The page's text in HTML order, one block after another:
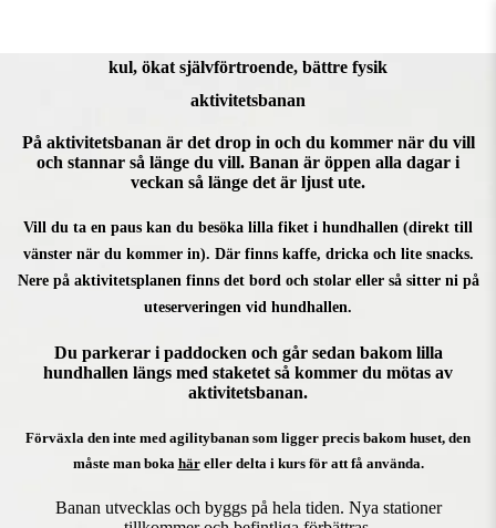
kul, ökat självförtroende, bättre fysik
aktivitetsbanan
På aktivitetsbanan är det drop in och du kommer när du vill
och stannar så länge du vill. Banan är öppen alla dagar i
veckan så länge det är ljust ute.
Vill du ta en paus kan du besöka lilla fiket i hundhallen (direkt till
vänster när du kommer in). Där finns kaffe, dricka och lite snacks.
Nere på aktivitetsplanen finns det bord och stolar eller så sitter ni på
uteserveringen vid hundhallen.
Du parkerar i paddocken och går sedan bakom lilla
hundhallen längs med staketet så kommer du mötas av
aktivitetsbanan.
Förväxla den inte med agilitybanan som ligger precis bakom huset, den
måste man boka häreller delta i kurs för att få använda.
Banan utvecklas och byggs på hela tiden. Nya stationer